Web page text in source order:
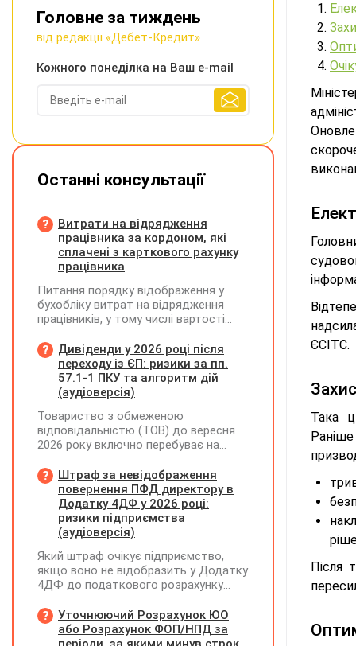
ЄСІТС.
Така
Після
Головне за тиждень
від редакції «Дебет-Кредит»
Кожного понеділка на Ваш e-mail
Останні консультації
Витрати на відрядження
працівника за кордоном, які
сплачені з карткового рахунку
працівника
Питання порядку відображення у
бухобліку витрат на відрядження
працівників, у тому числі вартості
карткового рахунку працівника та
підтвердження таких операцій
первинними документами, належать
до компетенції Мінфіну
Дивіденди у 2026 році після
переходу із ЄП: ризики за пп.
57.1-1 ПКУ та алгоритм дій
(аудіоверсія)
Товариство з обмеженою
відповідальністю (ТОВ) до вересня
2026 року включно перебуває на
(єдиний податок, 3 група, ставка 5%,
неплатник ПДВ). З 1 жовтня 2026
року підприємство переходить на
загальну систему оподаткування
(стає платником податку на
діяльності у періоді 2024–2025 років
(під час перебування на спрощеній
системі) підприємство отримало
нерозподіленого прибутку в балансі
становить 18 млн грн. Наприкінці
Штраф за невідображення
повернення ПФД директору в
Додатку 4ДФ у 2026 році:
ризики підприємства
(аудіоверсія)
Який штраф очікує підприємство,
якщо воно не відобразить у Додатку
4ДФ до податкового розрахунку
допомоги (ПФД) директору?
Уточнюючий Розрахунок ЮО
або Розрахунок ФОП/НПД за